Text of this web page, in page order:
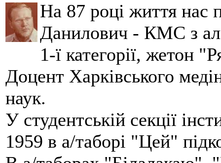
На 87 році життя нас
Данилович - КМС з
1-ї категорії, жетон
Доцент Харківського
наук.
У студентській секції
1959 в а/таборі "Цей"